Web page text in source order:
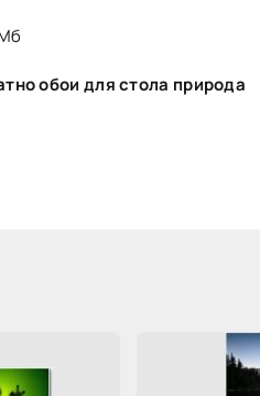
обои для стола природа